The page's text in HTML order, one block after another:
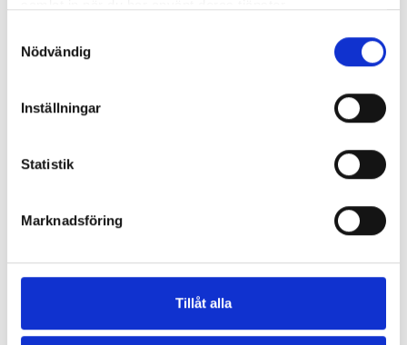
Nödvändig
Inställningar
Statistik
Marknadsföring
Tillåt alla
Antal i lager: 4